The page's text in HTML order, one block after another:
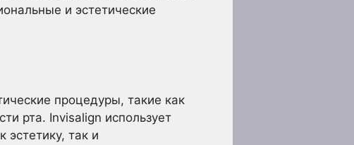
и эстетические
процедуры, такие как
рта. Invisalign использует
так и